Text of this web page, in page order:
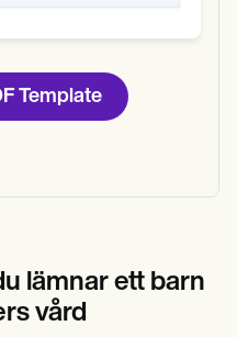
Template
lämnar ett barn
vård